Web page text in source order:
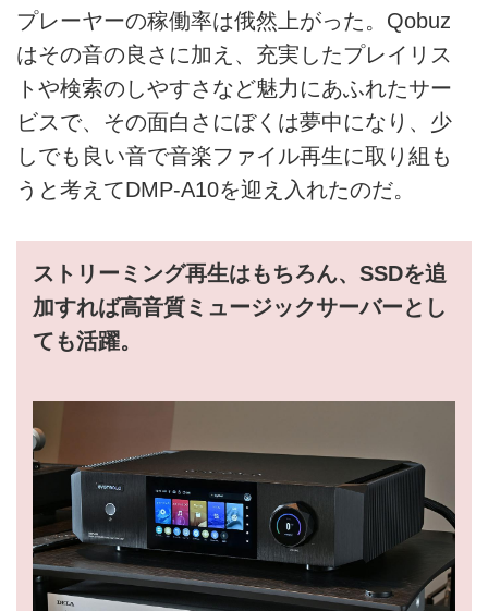
プレーヤーの稼働率は俄然上がった。Qobuz
はその音の良さに加え、充実したプレイリス
トや検索のしやすさなど魅力にあふれたサー
ビスで、その面白さにぼくは夢中になり、少
しでも良い音で音楽ファイル再生に取り組も
うと考えてDMP-A10を迎え入れたのだ。
ストリーミング再生はもちろん、SSDを追
加すれば高音質ミュージックサーバーとし
ても活躍。